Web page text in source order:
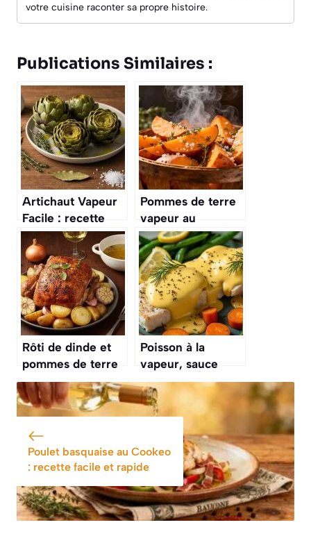
votre cuisine raconter sa propre histoire.
Publications Similaires :
Artichaut Vapeur
Facile : recette
Simple et
Délicieuse
Pommes de terre
vapeur au
Thermomix :
recette simple et
rapide
Rôti de dinde et
pommes de terre
au Cookeo :
recette facile et
savoureuse
Poisson à la
vapeur, sauce
hollandaise
maison : le plat
léger mais
gourmand parfait
pour novembre
Poulet basquaise au Cookeo
: recette facile et rapide